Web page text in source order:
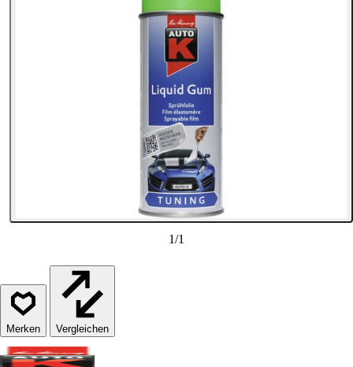
1/1
Vergleichen